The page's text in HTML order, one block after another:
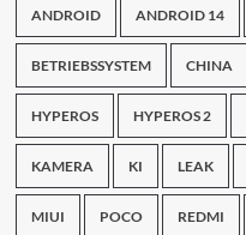
ANDROID ANDROID 14
BETRIEBSSYSTEM CHINA
HYPEROS HYPEROS 2
KAMERA KI LEAK
MIUI POCO REDMI